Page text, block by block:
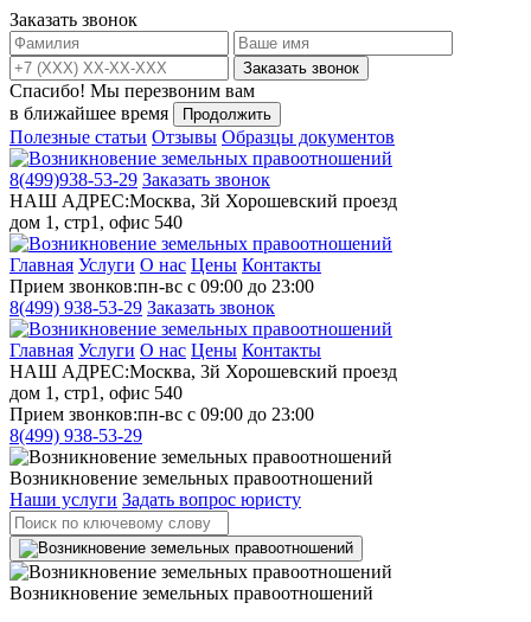
Заказать звонок
Заказать звонок
Спасибо! Мы перезвоним вам
в ближайшее время
Продолжить
Полезные статьи Отзывы Образцы документов
8(499)938-53-29 Заказать звонок
НАШ АДРЕС:Москва, 3й Хорошевский проезд
дом 1, стр1, офис 540
Главная Услуги О нас Цены Контакты
Прием звонков:пн-вс с 09:00 до 23:00
8(499) 938-53-29 Заказать звонок
Главная Услуги О нас Цены Контакты
НАШ АДРЕС:Москва, 3й Хорошевский проезд
дом 1, стр1, офис 540
Прием звонков:пн-вс с 09:00 до 23:00
8(499) 938-53-29
Возникновение земельных правоотношений
Наши услуги Задать вопрос юристу
Возникновение земельных правоотношений